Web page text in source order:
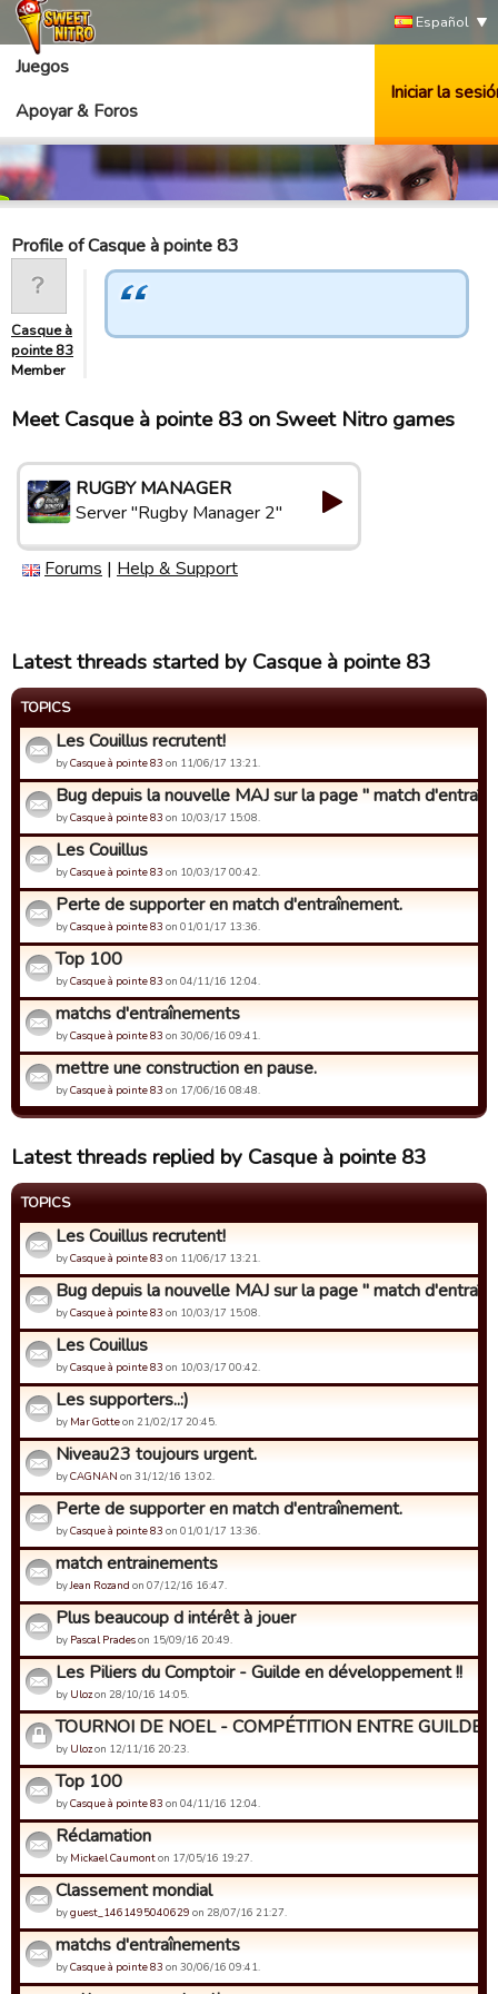
Español
Juegos
Apoyar & Foros
Iniciar la
Profile of Casque à pointe 83
Casque à
pointe 83
Member
Meet Casque à pointe 83 on Sweet Nitro games
RUGBY MANAGER
Server "Rugby Manager 2"
Forums | Help & Support
Latest threads started by Casque à pointe 83
TOPICS
Les Couillus recrutent!
byCasque à pointe 83 on 11/06/17 13:21.
Bug depuis la nouvelle MAJ sur la page " match
byCasque à pointe 83 on 10/03/17 15:08.
Les Couillus
byCasque à pointe 83 on 10/03/17 00:42.
Perte de supporter en match d'entraînement.
byCasque à pointe 83 on 01/01/17 13:36.
Top 100
byCasque à pointe 83 on 04/11/16 12:04.
matchs d'entraînements
byCasque à pointe 83 on 30/06/16 09:41.
mettre une construction en pause.
byCasque à pointe 83 on 17/06/16 08:48.
Latest threads replied by Casque à pointe 83
TOPICS
Les Couillus recrutent!
byCasque à pointe 83 on 11/06/17 13:21.
Bug depuis la nouvelle MAJ sur la page " match
byCasque à pointe 83 on 10/03/17 15:08.
Les Couillus
byCasque à pointe 83 on 10/03/17 00:42.
Les supporters..:)
by Mar Gotteon 21/02/17 20:45.
Niveau23 toujours urgent.
byCAGNAN on 31/12/16 13:02.
Perte de supporter en match d'entraînement.
byCasque à pointe 83 on 01/01/17 13:36.
match entrainements
byJean Rozand on 07/12/16 16:47.
Plus beaucoup d intérêt à jouer
by Pascal Pradeson 15/09/16 20:49.
Les Piliers du Comptoir - Guilde en développement !!
by Ulozon 28/10/16 14:05.
TOURNOI DE NOEL - COMPÉTITION ENTRE GUILDES
by Ulozon 12/11/16 20:23.
Top 100
byCasque à pointe 83 on 04/11/16 12:04.
Réclamation
by Mickael Caumonton 17/05/16 19:27.
Classement mondial
byguest_1461495040629 on 28/07/16 21:27.
matchs d'entraînements
byCasque à pointe 83 on 30/06/16 09:41.